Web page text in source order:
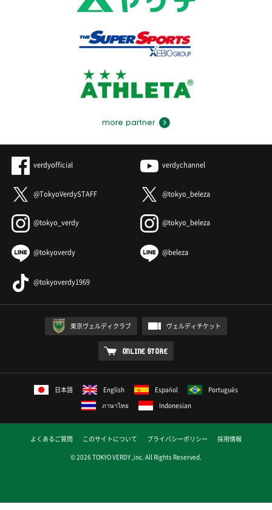
more partner
verdyofficial verdychannel
@TokyoVerdySTAFF @tokyo_beleza
@tokyo_verdy @tokyo_beleza
@tokyoverdy @beleza
@tokyoverdy1969
東京ヴェルディクラブ ヴェルディチケット
ONLINE STORE
日本語 English Español
Português
ภาษาไทย
Indonesian
よくあるご質問 このサイトについて プライバシーポリシー
採用情報
© 2026 TOKYO VERDY ,inc. All Rights Reserved.